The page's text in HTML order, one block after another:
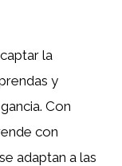
la
y
Con
con
adaptan a las